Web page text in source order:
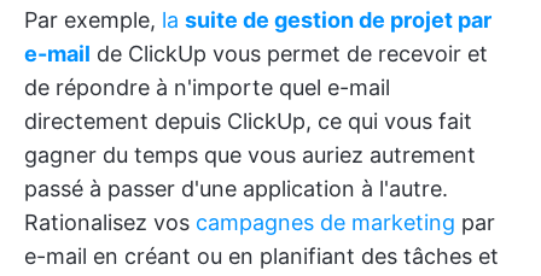
Par exemple, la suite de gestion de projet par
e-mail de ClickUp vous permet de recevoir et
de répondre à n'importe quel e-mail
directement depuis ClickUp, ce qui vous fait
gagner du temps que vous auriez autrement
passé à passer d'une application à l'autre.
Rationalisez vos campagnes de marketing par
e-mail en créant ou en planifiant des tâches et